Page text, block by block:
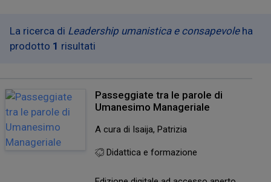
La ricerca di Leadership umanistica e consapevoleha
prodotto 1 risultati
Passeggiate tra le parole di
Umanesimo Manageriale
A cura di Isaija, Patrizia
Didattica e formazione